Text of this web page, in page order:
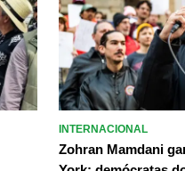
INTERNACIONAL
Zohran Mamdani